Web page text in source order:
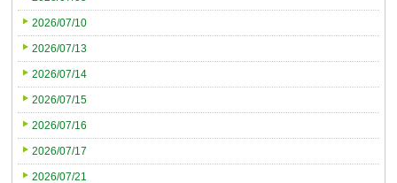
2026/07/10
2026/07/13
2026/07/14
2026/07/15
2026/07/16
2026/07/17
2026/07/21